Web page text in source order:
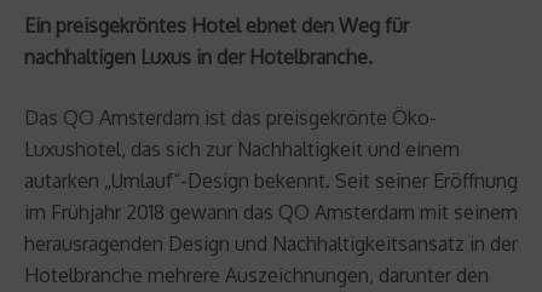
Ein preisgekröntes Hotel ebnet den Weg für
nachhaltigen Luxus in der Hotelbranche.
Das QO Amsterdam ist das preisgekrönte Öko-
Luxushotel, das sich zur Nachhaltigkeit und einem
autarken „Umlauf“-Design bekennt. Seit seiner Eröffnung
im Frühjahr 2018 gewann das QO Amsterdam mit seinem
herausragenden Design und Nachhaltigkeitsansatz in der
Hotelbranche mehrere Auszeichnungen, darunter den